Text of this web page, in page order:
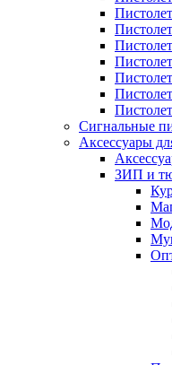
Сигнальные
Аксессуары
ЗИП и